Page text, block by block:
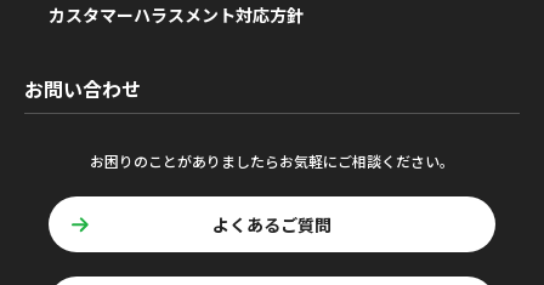
カスタマーハラスメント対応方針
お問い合わせ
お困りのことがありましたらお気軽にご相談ください。
よくあるご質問